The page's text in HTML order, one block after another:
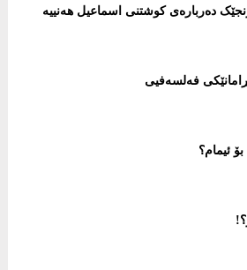
دەربارەی کوشتنی اسماعیل هەنییە
فەلسەفیی
ئیمام؟